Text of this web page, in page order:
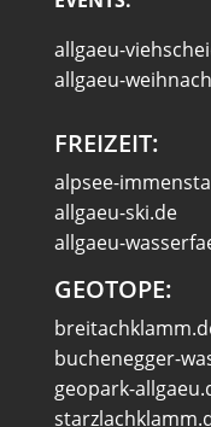
allgaeu-
allgaeu-
FREIZEIT:
alpsee-
allgaeu-ski.de
allgaeu-
GEOTOPE:
buchenegger-
geopark-